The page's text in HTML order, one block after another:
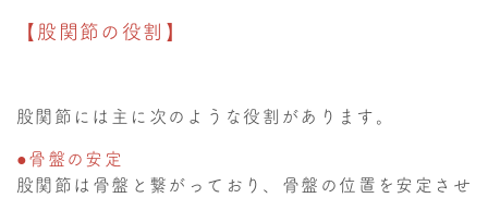
【股関節の役割】
股関節には主に次のような役割があります。
●骨盤の安定
股関節は骨盤と繋がっており、骨盤の位置を安定させ